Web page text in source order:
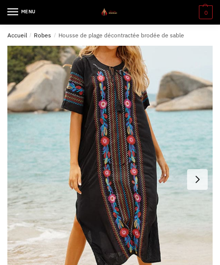
MENU 0
Accueil / Robes / Housse de plage décontractée brodée de sable